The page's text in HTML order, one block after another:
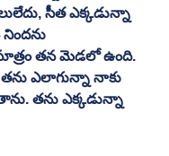
సీత ఎక్కడున్నా
తన మెడలో ఉంది.
తను ఎలాగున్నా నాకు
తను ఎక్కడున్నా